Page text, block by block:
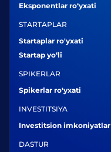
Eksponentlar ro‘yxati
STARTAPLAR
Startaplar ro'yxati
Startap yo‘li
SPIKERLAR
Spikerlar ro'yxati
INVESTITSIYA
Investitsion imkoniyatlar
DASTUR